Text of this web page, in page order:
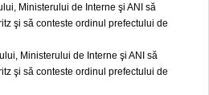
Ministerului de Interne şi ANI să
şi să conteste ordinul prefectului de
Ministerului de Interne şi ANI să
şi să conteste ordinul prefectului de